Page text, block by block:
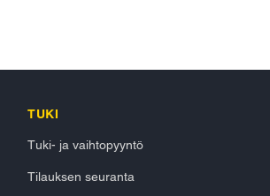
TUKI
Tuki- ja vaihtopyyntö
Tilauksen seuranta